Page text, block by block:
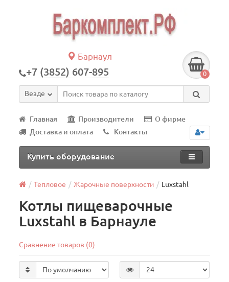
Барнаул
+7 (3852) 607-895 0
Везде
Главная Производители
О фирме
Доставка и оплата
Контакты
Купить оборудование
Тепловое Жарочные поверхности Luxstahl
Котлы пищеварочные
Luxstahl в Барнауле
Сравнение товаров (0)